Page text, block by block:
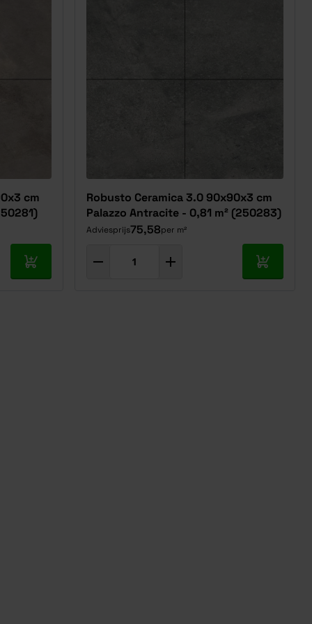
cm
In mijn winkelwagen
Robusto Ceramica 3.0 90x90x3 cm
Palazzo Antracite - 0,81 m² (250283)
Adviesprijs75,58per m²
In mijn